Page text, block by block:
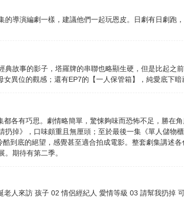
的導演編劇一樣，建議他們一起玩恩皮。日劇有日劇跑
典故事的影子，塔羅牌的串聯也略顯生硬，但是比起之
異位的觀感；還有EP7的【一人保管箱】，純愛底下暗
各有巧思。劇情略簡單，驚悚夠味而恐怖不足，勝在
扔掉》，口味頗重且無厘頭；至於最後一集《單人儲物
酷到底的絕望，感覺甚至適合拍成電影。整套劇集講述
期待有第二季。
來訪 孩子 02 情侶經紀人 愛情等級 03 請幫我扔掉